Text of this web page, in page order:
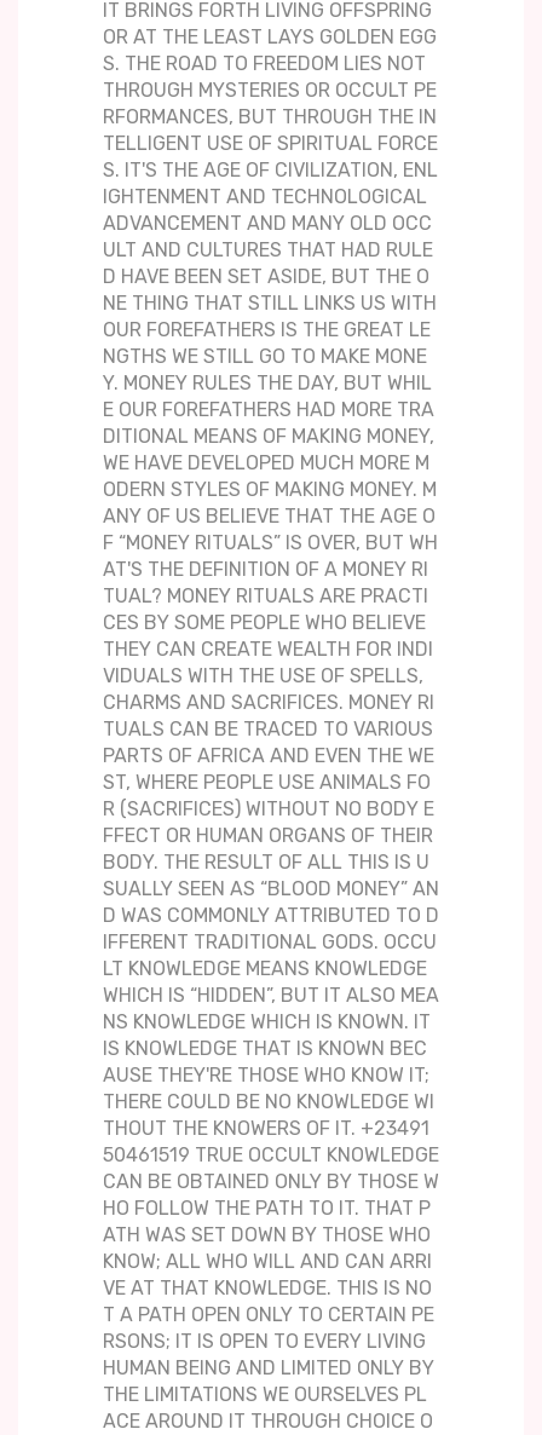
IT BRINGS FORTH LIVING OFFSPRING
OR AT THE LEAST LAYS GOLDEN EGG
S. THE ROAD TO FREEDOM LIES NOT
THROUGH MYSTERIES OR OCCULT PE
RFORMANCES, BUT THROUGH THE IN
TELLIGENT USE OF SPIRITUAL FORCE
S. IT'S THE AGE OF CIVILIZATION, ENL
IGHTENMENT AND TECHNOLOGICAL
ADVANCEMENT AND MANY OLD OCC
ULT AND CULTURES THAT HAD RULE
D HAVE BEEN SET ASIDE, BUT THE O
NE THING THAT STILL LINKS US WITH
OUR FOREFATHERS IS THE GREAT LE
NGTHS WE STILL GO TO MAKE MONE
Y. MONEY RULES THE DAY, BUT WHIL
E OUR FOREFATHERS HAD MORE TRA
DITIONAL MEANS OF MAKING MONEY,
WE HAVE DEVELOPED MUCH MORE M
ODERN STYLES OF MAKING MONEY. M
ANY OF US BELIEVE THAT THE AGE O
F “MONEY RITUALS” IS OVER, BUT WH
AT'S THE DEFINITION OF A MONEY RI
TUAL? MONEY RITUALS ARE PRACTI
CES BY SOME PEOPLE WHO BELIEVE
THEY CAN CREATE WEALTH FOR INDI
VIDUALS WITH THE USE OF SPELLS,
CHARMS AND SACRIFICES. MONEY RI
TUALS CAN BE TRACED TO VARIOUS
PARTS OF AFRICA AND EVEN THE WE
ST, WHERE PEOPLE USE ANIMALS FO
R (SACRIFICES) WITHOUT NO BODY E
FFECT OR HUMAN ORGANS OF THEIR
BODY. THE RESULT OF ALL THIS IS U
SUALLY SEEN AS “BLOOD MONEY” AN
D WAS COMMONLY ATTRIBUTED TO D
IFFERENT TRADITIONAL GODS. OCCU
LT KNOWLEDGE MEANS KNOWLEDGE
WHICH IS “HIDDEN”, BUT IT ALSO MEA
NS KNOWLEDGE WHICH IS KNOWN. IT
IS KNOWLEDGE THAT IS KNOWN BEC
AUSE THEY'RE THOSE WHO KNOW IT;
THERE COULD BE NO KNOWLEDGE WI
THOUT THE KNOWERS OF IT. +23491
50461519 TRUE OCCULT KNOWLEDGE
CAN BE OBTAINED ONLY BY THOSE W
HO FOLLOW THE PATH TO IT. THAT P
ATH WAS SET DOWN BY THOSE WHO
KNOW; ALL WHO WILL AND CAN ARRI
VE AT THAT KNOWLEDGE. THIS IS NO
T A PATH OPEN ONLY TO CERTAIN PE
RSONS; IT IS OPEN TO EVERY LIVING
HUMAN BEING AND LIMITED ONLY BY
THE LIMITATIONS WE OURSELVES PL
ACE AROUND IT THROUGH CHOICE O